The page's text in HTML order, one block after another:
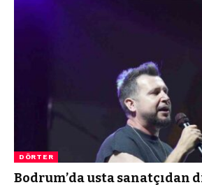
DÖRTER
Bodrum’da usta sanatçıdan